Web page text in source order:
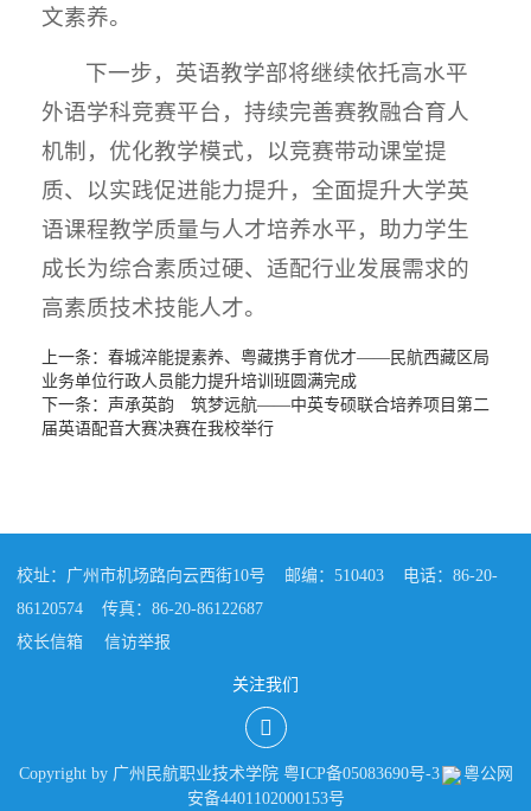
文素养。
下一步，英语教学部将继续依托高水平
外语学科竞赛平台，持续完善赛教融合育人
机制，优化教学模式，以竞赛带动课堂提
质、以实践促进能力提升，全面提升大学英
语课程教学质量与人才培养水平，助力学生
成长为综合素质过硬、适配行业发展需求的
高素质技术技能人才。
上一条： 春城淬能提素养、粤藏携手育优才——民航西藏区局
业务单位行政人员能力提升培训班圆满完成
下一条： 声承英韵 筑梦远航——中英专硕联合培养项目第二
届英语配音大赛决赛在我校举行
校址：广州市机场路向云西街10号 邮编：510403
电话：86-20-
86120574
传真：86-20-86122687
校长信箱
信访举报
关注我们
Copyright by 广州民航职业技术学院 粤ICP备05083690号-3
粵公网
安备4401102000153号